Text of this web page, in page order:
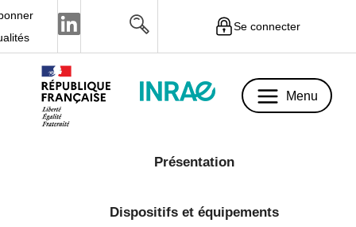
Se connecter
Menu
Présentation
Dispositifs et équipements